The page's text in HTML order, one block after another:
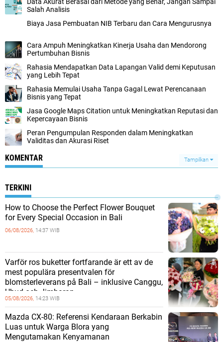
Salah Analisis
Biaya Jasa Pembuatan NIB Terbaru dan Cara Mengurusnya
Cara Ampuh Meningkatkan Kinerja Usaha dan Mendorong
Pertumbuhan Bisnis
Rahasia Mendapatkan Data Lapangan Valid demi Keputusan
yang Lebih Tepat
Rahasia Memulai Usaha Tanpa Gagal Lewat Perencanaan
Bisnis yang Tepat
Jasa Google Maps Citation untuk Meningkatkan Reputasi dan
Kepercayaan Bisnis
Peran Pengumpulan Responden dalam Meningkatkan
Validitas dan Akurasi Riset
KOMENTAR Tampilkan
TERKINI
How to Choose the Perfect Flower Bouquet
for Every Special Occasion in Bali
06/08/2026, 14:37 WIB
Varför ros buketter fortfarande är ett av de
mest populära presentvalen för
blomsterleverans på Bali – inklusive Canggu,
Ubud och Jimbaran
05/08/2026, 14:23 WIB
Mazda CX-80: Referensi Kendaraan Berkabin
Luas untuk Warga Blora yang
Mengutamakan Kenyamanan